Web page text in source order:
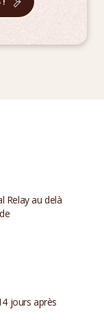
Relay au delà
jours après